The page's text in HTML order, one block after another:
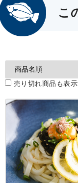
こ
売り切れ商品も表